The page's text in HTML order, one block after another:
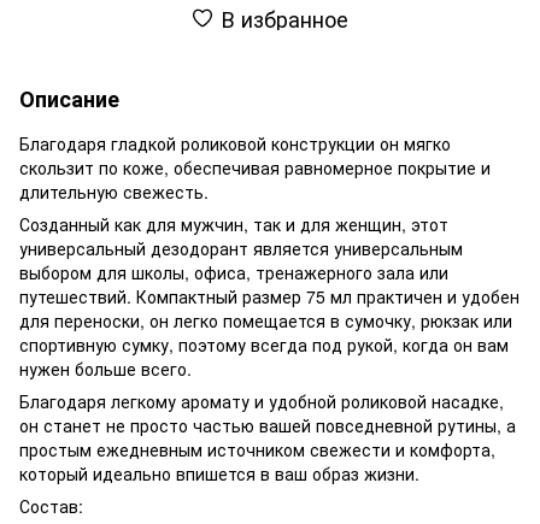
В избранное
Описание
Благодаря гладкой роликовой конструкции он мягко
скользит по коже, обеспечивая равномерное покрытие и
длительную свежесть.
Созданный как для мужчин, так и для женщин, этот
универсальный дезодорант является универсальным
выбором для школы, офиса, тренажерного зала или
путешествий. Компактный размер 75 мл практичен и удобен
для переноски, он легко помещается в сумочку, рюкзак или
спортивную сумку, поэтому всегда под рукой, когда он вам
нужен больше всего.
Благодаря легкому аромату и удобной роликовой насадке,
он станет не просто частью вашей повседневной рутины, а
простым ежедневным источником свежести и комфорта,
который идеально впишется в ваш образ жизни.
Состав: